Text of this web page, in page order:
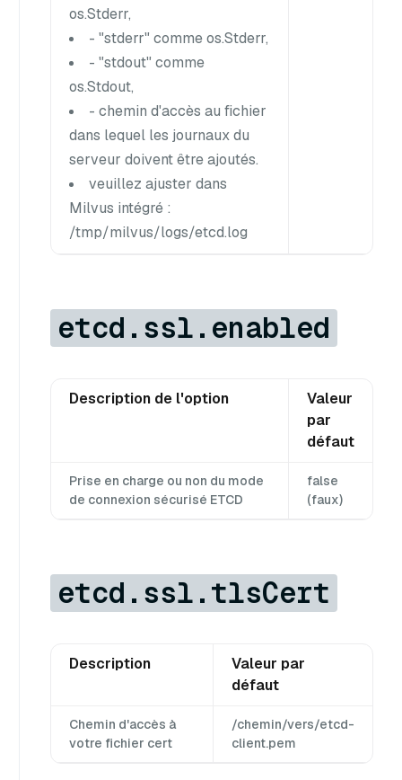
os.Stderr,
- "stderr" comme os.Stderr,
- "stdout" comme
os.Stdout,
- chemin d'accès au fichier
dans lequel les journaux du
serveur doivent être ajoutés.
veuillez ajuster dans
Milvus intégré :
/tmp/milvus/logs/etcd.log
etcd.ssl.enabled
Description de l'option
Valeur
par
défaut
Prise en charge ou non du mode
de connexion sécurisé ETCD
false
(faux)
etcd.ssl.tlsCert
Description
Valeur par
défaut
Chemin d'accès à
votre fichier cert
/chemin/vers/etcd-
client.pem